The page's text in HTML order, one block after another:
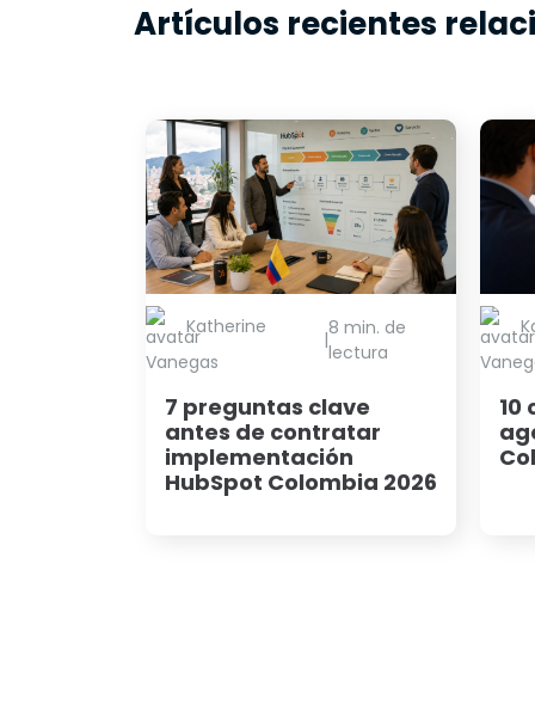
Artículos recientes
Katherine
Vanegas
|
8 min. de
lectura
7 preguntas clave
antes de contratar
implementación
HubSpot Colombia 2026
10